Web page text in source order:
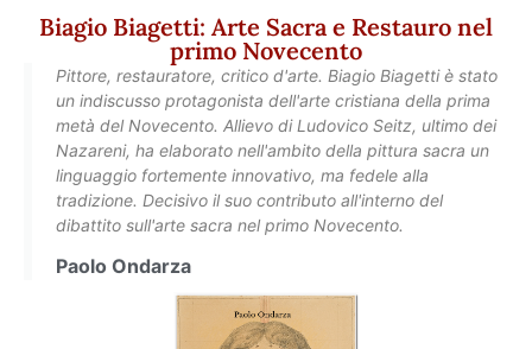
Biagio Biagetti: Arte Sacra e Restauro nel
primo Novecento
Pittore, restauratore, critico d'arte. Biagio Biagetti è stato
un indiscusso protagonista dell'arte cristiana della prima
metà del Novecento. Allievo di Ludovico Seitz, ultimo dei
Nazareni, ha elaborato nell'ambito della pittura sacra un
linguaggio fortemente innovativo, ma fedele alla
tradizione. Decisivo il suo contributo all'interno del
dibattito sull'arte sacra nel primo Novecento.
Paolo Ondarza